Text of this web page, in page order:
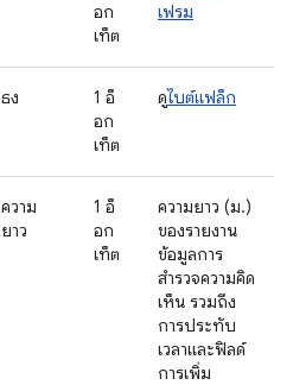
อก
เท็ต
เฟรม
ธง
1 อ็
อก
เท็ต
ดูไบต์แฟล็ก
ความ
ยาว
1 อ็
อก
เท็ต
ความยาว (ม.)
ของรายงาน
ข้อมูลการ
สำรวจความคิด
เห็น รวมถึง
การประทับ
เวลาและฟิลด์
การเพิ่ม